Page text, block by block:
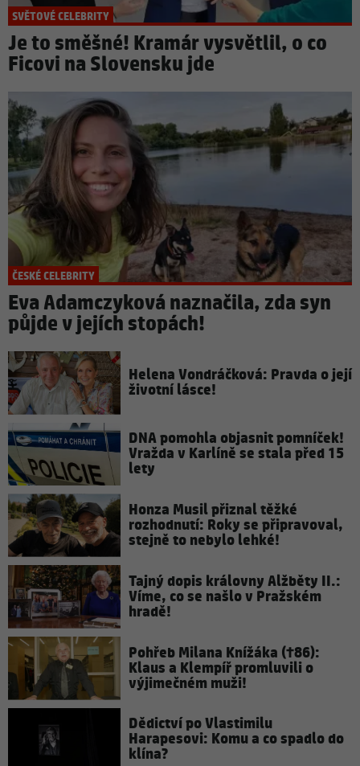
SVĚTOVÉ CELEBRITY
Je to směšné! Kramár vysvětlil, o co
Ficovi na Slovensku jde
ČESKÉ CELEBRITY
Eva Adamczyková naznačila, zda syn
půjde v jejích stopách!
Helena Vondráčková: Pravda o její
životní lásce!
DNA pomohla objasnit pomníček!
Vražda v Karlíně se stala před 15
lety
Honza Musil přiznal těžké
rozhodnutí: Roky se připravoval,
stejně to nebylo lehké!
Tajný dopis královny Alžběty II.:
Víme, co se našlo v Pražském
hradě!
Pohřeb Milana Knížáka (†86):
Klaus a Klempíř promluvili o
výjimečném muži!
Dědictví po Vlastimilu
Harapesovi: Komu a co spadlo do
klína?